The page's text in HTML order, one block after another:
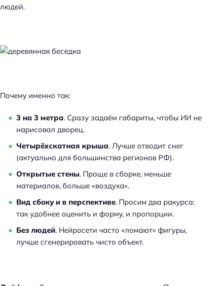
людей.
Почему именно так:
3 на 3 метра. Сразу задаём габариты, чтобы ИИ не
нарисовал дворец.
Четырёхскатная крыша. Лучше отводит снег
(актуально для большинства регионов РФ).
Открытые стены. Проще в сборке, меньше
материалов, больше «воздуха».
Вид сбоку и в перспективе. Просим два ракурса:
так удобнее оценить и форму, и пропорции.
Без людей. Нейросети часто «ломают» фигуры,
лучше сгенерировать чисто объект.